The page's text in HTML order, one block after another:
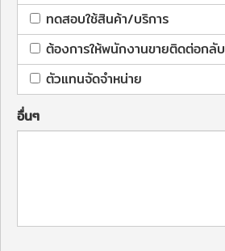
ทดสอบใช้สินค้า/บริการ
ต้องการให้พนักงานขายติดต่อกลับ
ตัวแทนจัดจำหน่าย
อื่นๆ